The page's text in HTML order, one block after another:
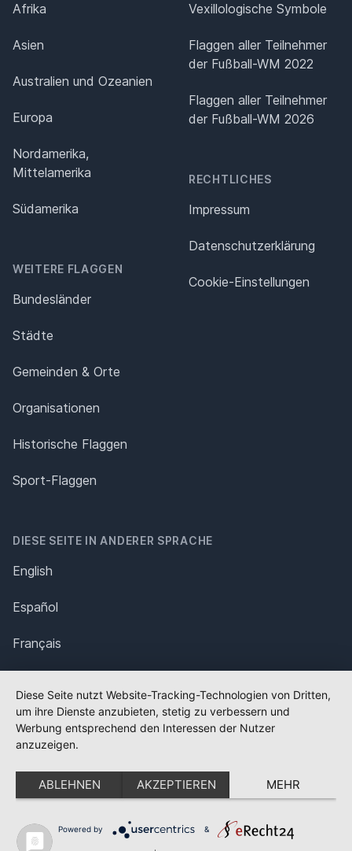
Afrika
Asien
Australien und Ozeanien
Europa
Nordamerika,
Mittelamerika
Südamerika
WEITERE FLAGGEN
Bundesländer
Städte
Gemeinden & Orte
Organisationen
Historische Flaggen
Sport-Flaggen
Vexillologische Symbole
Flaggen aller Teilnehmer
der Fußball-WM 2022
Flaggen aller Teilnehmer
der Fußball-WM 2026
RECHTLICHES
Impressum
Datenschutz­erklärung
Cookie-Einstellungen
DIESE SEITE IN ANDERER SPRACHE
English
Español
Français
Polska
Português
Nederlands
Svenska
Diese Seite nutzt Website-Tracking-Technologien von Dritten,
um ihre Dienste anzubieten, stetig zu verbessern und
Werbung entsprechend den Interessen der Nutzer
anzuzeigen.
ABLEHNEN AKZEPTIEREN MEHR
Powered by &